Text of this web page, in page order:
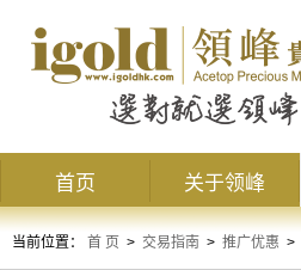
首页 关于领峰
当前位置： 首 页 > 交易指南 > 推广优惠 >